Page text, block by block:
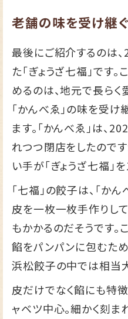
老舗の味を受け継ぐ
最後にご紹介するのは
た「ぎょうざ七福」です
めるのは、地元で長ら
「かんべゑ」の味を受
ます。「かんべゑ」は、
れつつ閉店をしたので
い手が「ぎょうざ七福」
「七福」の餃子は、「か
皮を一枚一枚手作りし
もかかるのだそうです
餡をパンパンに包むため
浜松餃子の中では相当
皮だけでなく餡にも特
ャベツ中心。細かく刻